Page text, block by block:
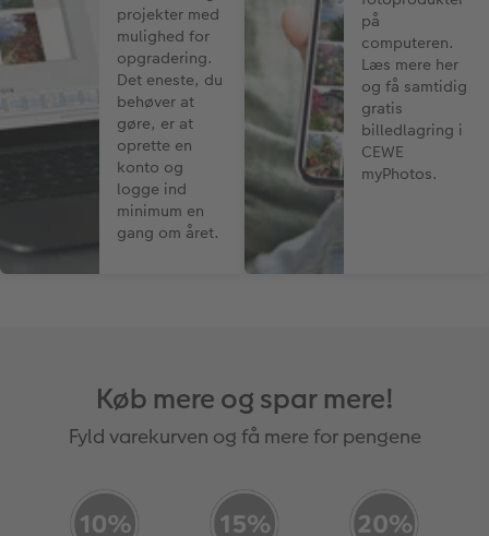
projekter med
mulighed for
opgradering.
Det eneste, du
behøver at
gøre, er at
oprette en
konto og
logge ind
minimum en
gang om året.
på
computeren.
Læs mere her
og få samtidig
gratis
billedlagring i
CEWE
myPhotos.
Køb mere og spar mere!
Fyld varekurven og få mere for pengene